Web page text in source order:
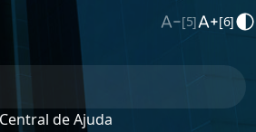
[5] [6]
Central de Ajuda